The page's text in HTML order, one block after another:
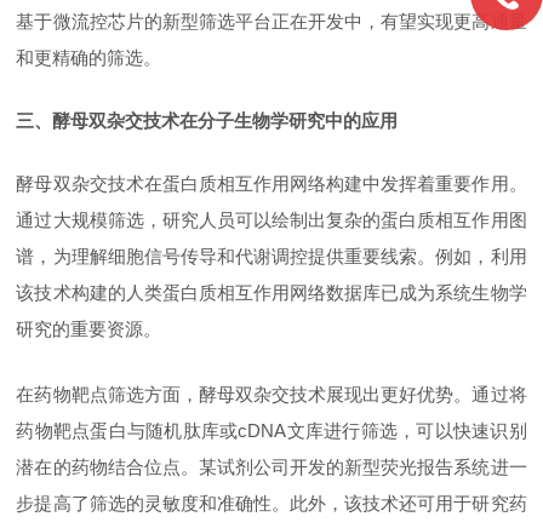
基于微流控芯片的新型筛选平台正在开发中，有望实现更高通量
和更精确的筛选。
三、酵母双杂交技术在分子生物学研究中的应用
酵母双杂交技术在蛋白质相互作用网络构建中发挥着重要作用。
通过大规模筛选，研究人员可以绘制出复杂的蛋白质相互作用图
谱，为理解细胞信号传导和代谢调控提供重要线索。例如，利用
该技术构建的人类蛋白质相互作用网络数据库已成为系统生物学
研究的重要资源。
在药物靶点筛选方面，酵母双杂交技术展现出更好优势。通过将
药物靶点蛋白与随机肽库或cDNA文库进行筛选，可以快速识别
潜在的药物结合位点。某试剂公司开发的新型荧光报告系统进一
步提高了筛选的灵敏度和准确性。此外，该技术还可用于研究药